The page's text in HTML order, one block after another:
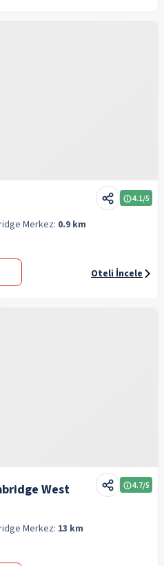
4.1/5
Merkez: 0.9 km
Oteli İncele
West
4.7/5
Merkez: 13 km